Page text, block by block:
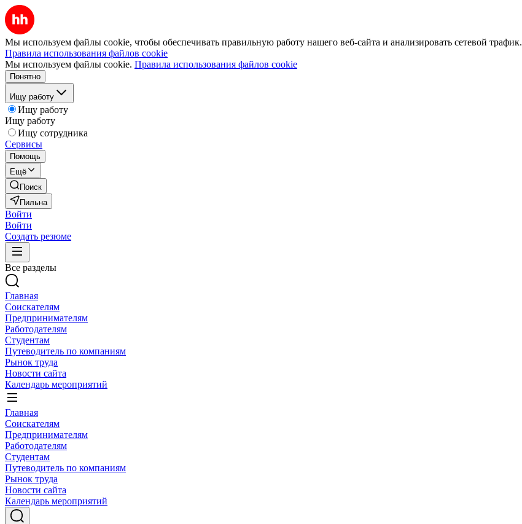
Мы используем файлы cookie, чтобы обеспечивать правильную работу нашего веб-сайта и анализировать сетевой трафик.
Правила использования файлов cookie
Мы используем файлы cookie. Правила использования файлов cookie
Понятно
Ищу работу
Ищу работу
Ищу работу
Ищу сотрудника
Сервисы
Помощь
Ещё
Поиск
Пильна
Войти
Войти
Создать резюме
Все разделы
Главная
Соискателям
Предпринимателям
Работодателям
Студентам
Путеводитель по компаниям
Рынок труда
Новости сайта
Календарь мероприятий
Главная
Соискателям
Предпринимателям
Работодателям
Студентам
Путеводитель по компаниям
Рынок труда
Новости сайта
Календарь мероприятий